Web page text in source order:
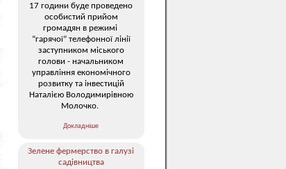
17 години буде проведено
особистий прийом
громадян в режимі
“гарячої” телефонної лінії
заступником міського
голови - начальником
управління економічного
розвитку та інвестицій
Наталією Володимирівною
Молочко.
Докладніше
Зелене фермерство в галузі
садівництва